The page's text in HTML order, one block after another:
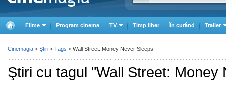
Filme Program cinema TV Timp liber În curând Trailer
Ştiri cu tagul "Wall Street: Money
Cinemagia > Ştiri > Tags > Wall Street: Money Never Sleeps